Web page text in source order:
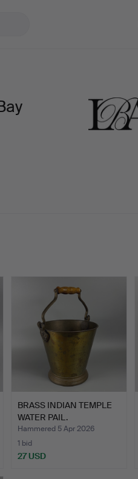
BRASS INDIAN TEMPLE
WATER PAIL.
Hammered 5 Apr 2026
1 bid
27 USD